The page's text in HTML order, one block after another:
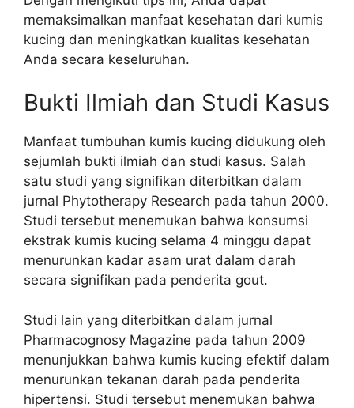
memaksimalkan manfaat kesehatan dari kumis
kucing dan meningkatkan kualitas kesehatan
Anda secara keseluruhan.
Bukti Ilmiah dan Studi Kasus
Manfaat tumbuhan kumis kucing didukung oleh
sejumlah bukti ilmiah dan studi kasus. Salah
satu studi yang signifikan diterbitkan dalam
jurnal Phytotherapy Research pada tahun 2000.
Studi tersebut menemukan bahwa konsumsi
ekstrak kumis kucing selama 4 minggu dapat
menurunkan kadar asam urat dalam darah
secara signifikan pada penderita gout.
Studi lain yang diterbitkan dalam jurnal
Pharmacognosy Magazine pada tahun 2009
menunjukkan bahwa kumis kucing efektif dalam
menurunkan tekanan darah pada penderita
hipertensi. Studi tersebut menemukan bahwa